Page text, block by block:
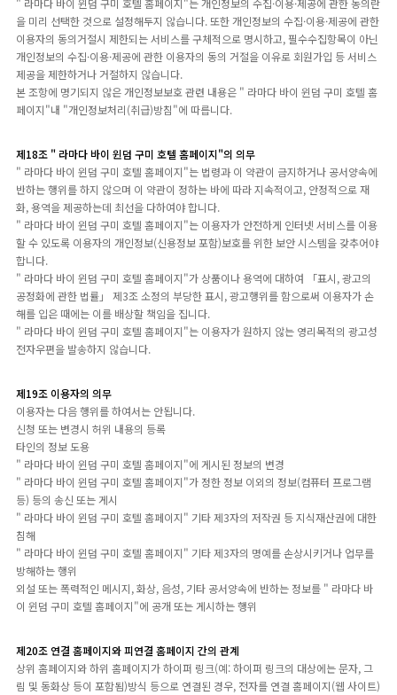
" 라마다 바이 윈덤 구미 호텔 홈페이지"는 개인정보의 수집·이용·제공에 관한 동의란
을 미리 선택한 것으로 설정해두지 않습니다. 또한 개인정보의 수집·이용·제공에 관한
이용자의 동의거절시 제한되는 서비스를 구체적으로 명시하고, 필수수집항목이 아닌
개인정보의 수집·이용·제공에 관한 이용자의 동의 거절을 이유로 회원가입 등 서비스
제공을 제한하거나 거절하지 않습니다.
본 조항에 명기되지 않은 개인정보보호 관련 내용은 " 라마다 바이 윈덤 구미 호텔 홈
페이지"내 "개인정보처리(취급)방침"에 따릅니다.
제18조 " 라마다 바이 윈덤 구미 호텔 홈페이지"의 의무
" 라마다 바이 윈덤 구미 호텔 홈페이지"는 법령과 이 약관이 금지하거나 공서양속에
반하는 행위를 하지 않으며 이 약관이 정하는 바에 따라 지속적이고, 안정적으로 재
화, 용역을 제공하는데 최선을 다하여야 합니다.
" 라마다 바이 윈덤 구미 호텔 홈페이지"는 이용자가 안전하게 인터넷 서비스를 이용
할 수 있도록 이용자의 개인정보(신용정보 포함)보호를 위한 보안 시스템을 갖추어야
합니다.
" 라마다 바이 윈덤 구미 호텔 홈페이지"가 상품이나 용역에 대하여 「표시, 광고의
공정화에 관한 법률」 제3조 소정의 부당한 표시, 광고행위를 함으로써 이용자가 손
해를 입은 때에는 이를 배상할 책임을 집니다.
" 라마다 바이 윈덤 구미 호텔 홈페이지"는 이용자가 원하지 않는 영리목적의 광고성
전자우편을 발송하지 않습니다.
제19조 이용자의 의무
이용자는 다음 행위를 하여서는 안됩니다.
신청 또는 변경시 허위 내용의 등록
타인의 정보 도용
" 라마다 바이 윈덤 구미 호텔 홈페이지"에 게시된 정보의 변경
" 라마다 바이 윈덤 구미 호텔 홈페이지"가 정한 정보 이외의 정보(컴퓨터 프로그램
등) 등의 송신 또는 게시
" 라마다 바이 윈덤 구미 호텔 홈페이지" 기타 제3자의 저작권 등 지식재산권에 대한
침해
" 라마다 바이 윈덤 구미 호텔 홈페이지" 기타 제3자의 명예를 손상시키거나 업무를
방해하는 행위
외설 또는 폭력적인 메시지, 화상, 음성, 기타 공서양속에 반하는 정보를 " 라마다 바
이 윈덤 구미 호텔 홈페이지"에 공개 또는 게시하는 행위
제20조 연결 홈페이지와 피연결 홈페이지 간의 관계
상위 홈페이지와 하위 홈페이지가 하이퍼 링크(예: 하이퍼 링크의 대상에는 문자, 그
림 및 동화상 등이 포함됨)방식 등으로 연결된 경우, 전자를 연결 홈페이지(웹 사이트)